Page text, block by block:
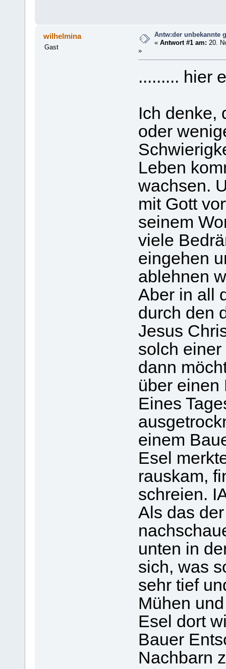
wilhelmina
Gast
Antw:der unbekannte
«Antwort #1 am: 20.
»
......... hier
Ich denke,
oder
Leben
wachsen.
mit Gott
seinem
viele
eingehen
ablehnen
Aber in all
durch den
Jesus
solch
dann
über einen
Eines
einem
Esel
rauskam,
schreien.
Als das
unten in
sich, was
sehr tief
Mühen
Esel dort
Bauer
Nachbarn